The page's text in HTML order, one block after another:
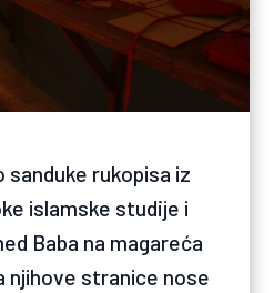
rukopisa iz
islamske studije i
Baba na magareća
njihove stranice nose